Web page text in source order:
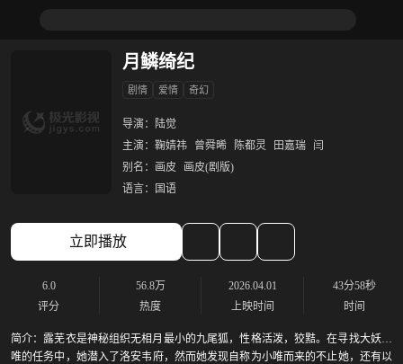
月鳞绮纪
剧情 爱情 奇幻
导演：
陆觉
主演： 鞠婧祎 曾舜晞 陈都灵 田嘉瑞
闫
别名： 画皮
画皮(剧版)
语言：
国语
立即播放
6.0
评分
56.8万
热度
2026.04.01
上映时间
43分58秒
时间
简介： 露芜衣是神秘组织无相月最小的九尾狐，性格活泼，狡黠。在寻找大妖小
唯的任务中，她潜入了洛安韦府，然而她发现自称为小唯而来的不止她，还有以